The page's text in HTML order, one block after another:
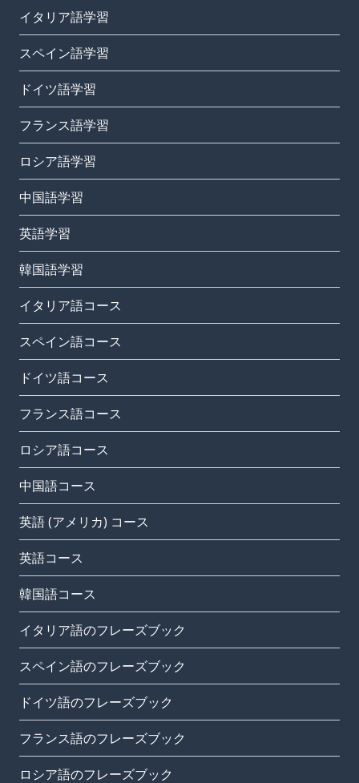
イタリア語学習
スペイン語学習
ドイツ語学習
フランス語学習
ロシア語学習
中国語学習
英語学習
韓国語学習
イタリア語コース
スペイン語コース
ドイツ語コース
フランス語コース
ロシア語コース
中国語コース
英語 (アメリカ) コース
英語コース
韓国語コース
イタリア語のフレーズブック
スペイン語のフレーズブック
ドイツ語のフレーズブック
フランス語のフレーズブック
ロシア語のフレーズブック